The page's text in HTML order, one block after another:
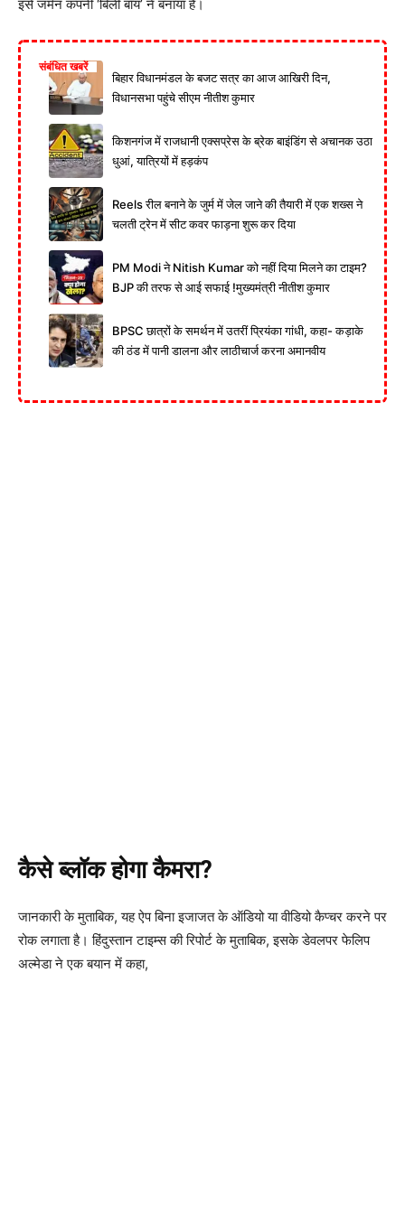
इसे जर्मन कंपनी ‘बिली बॉय’ ने बनाया है।
संबंधित खबरें
बिहार विधानमंडल के बजट सत्र का आज आखिरी दिन,
विधानसभा पहुंचे सीएम नीतीश कुमार
किशनगंज में राजधानी एक्सप्रेस के ब्रेक बाइंडिंग से अचानक उठा
धुआं, यात्रियों में हड़कंप
Reels रील बनाने के जुर्म में जेल जाने की तैयारी में एक शख्स ने
चलती ट्रेन में सीट कवर फाड़ना शुरू कर दिया
PM Modi ने Nitish Kumar को नहीं दिया मिलने का टाइम?
BJP की तरफ से आई सफाई !मुख्यमंत्री नीतीश कुमार
BPSC छात्रों के समर्थन में उतरीं प्रियंका गांधी, कहा- कड़ाके
की ठंड में पानी डालना और लाठीचार्ज करना अमानवीय
कैसे ब्लॉक होगा कैमरा?
जानकारी के मुताबिक, यह ऐप बिना इजाजत के ऑडियो या वीडियो कैप्चर करने पर
रोक लगाता है। हिंदुस्तान टाइम्स की रिपोर्ट के मुताबिक, इसके डेवलपर फेलिप
अल्मेडा ने एक बयान में कहा,